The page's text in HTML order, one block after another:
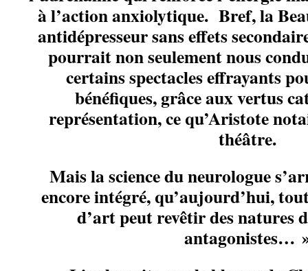
à l’action anxiolytique. Bref, la
antidépresseur sans effets
pourrait non seulement nous
certains spectacles effrayants
bénéfiques, grâce aux vertus
représentation, ce qu’Aristote
théâtre.
Mais la science du neurologue
encore intégré, qu’aujourd’hui,
d’art peut revêtir des natures
antagonistes…